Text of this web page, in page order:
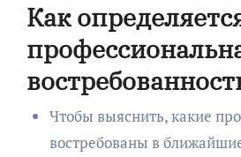
Как
Чтобы выяснить, какие
востребованы в